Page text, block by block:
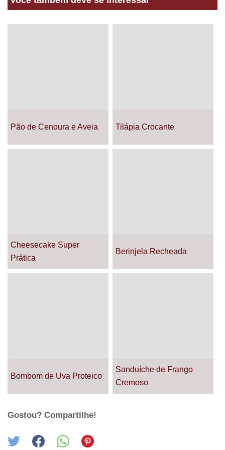
Pão de Cenoura e Aveia Tilápia Crocante
Cheesecake Super
Prática
Berinjela Recheada
Bombom de Uva Proteico
Sanduíche de Frango
Cremoso
Gostou? Compartilhe!